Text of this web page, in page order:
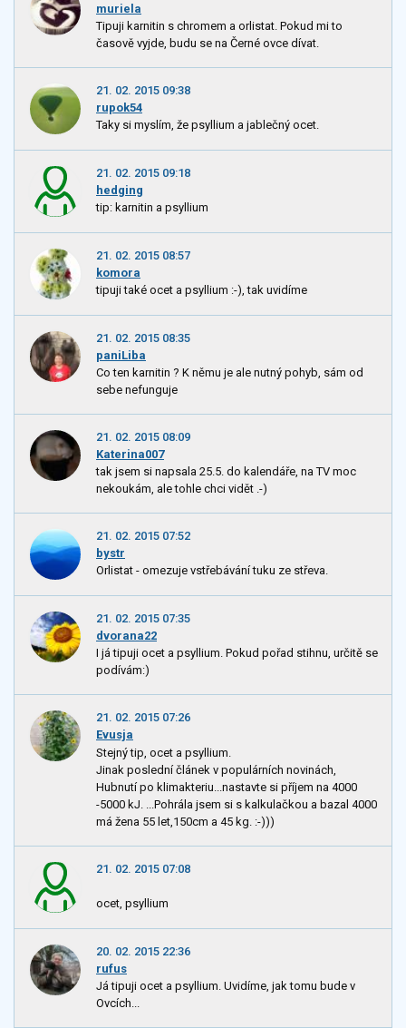
muriela
Tipuji karnitin s chromem a orlistat. Pokud mi to
časově vyjde, budu se na Černé ovce dívat.
21. 02. 2015 09:38
rupok54
Taky si myslím, že psyllium a jablečný ocet.
21. 02. 2015 09:18
hedging
tip: karnitin a psyllium
21. 02. 2015 08:57
komora
tipuji také ocet a psyllium :-), tak uvidíme
21. 02. 2015 08:35
paniLiba
Co ten karnitin ? K němu je ale nutný pohyb, sám od
sebe nefunguje
21. 02. 2015 08:09
Katerina007
tak jsem si napsala 25.5. do kalendáře, na TV moc
nekoukám, ale tohle chci vidět .-)
21. 02. 2015 07:52
bystr
Orlistat - omezuje vstřebávání tuku ze střeva.
21. 02. 2015 07:35
dvorana22
I já tipuji ocet a psyllium. Pokud pořad stihnu, určitě se
podívám:)
21. 02. 2015 07:26
Evusja
Stejný tip, ocet a psyllium.
Jinak poslední článek v populárních novinách,
Hubnutí po klimakteriu...nastavte si příjem na 4000
-5000 kJ. ...Pohrála jsem si s kalkulačkou a bazal 4000
má žena 55 let,150cm a 45 kg. :-)))
21. 02. 2015 07:08
ocet, psyllium
20. 02. 2015 22:36
rufus
Já tipuji ocet a psyllium. Uvidíme, jak tomu bude v
Ovcích...